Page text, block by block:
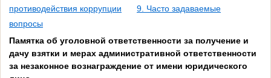
противодействия коррупции
9. Часто задаваемые
вопросы
Памятка об уголовной ответственности за получение и
дачу взятки и мерах административной ответственности
за незаконное вознаграждение от имени юридического